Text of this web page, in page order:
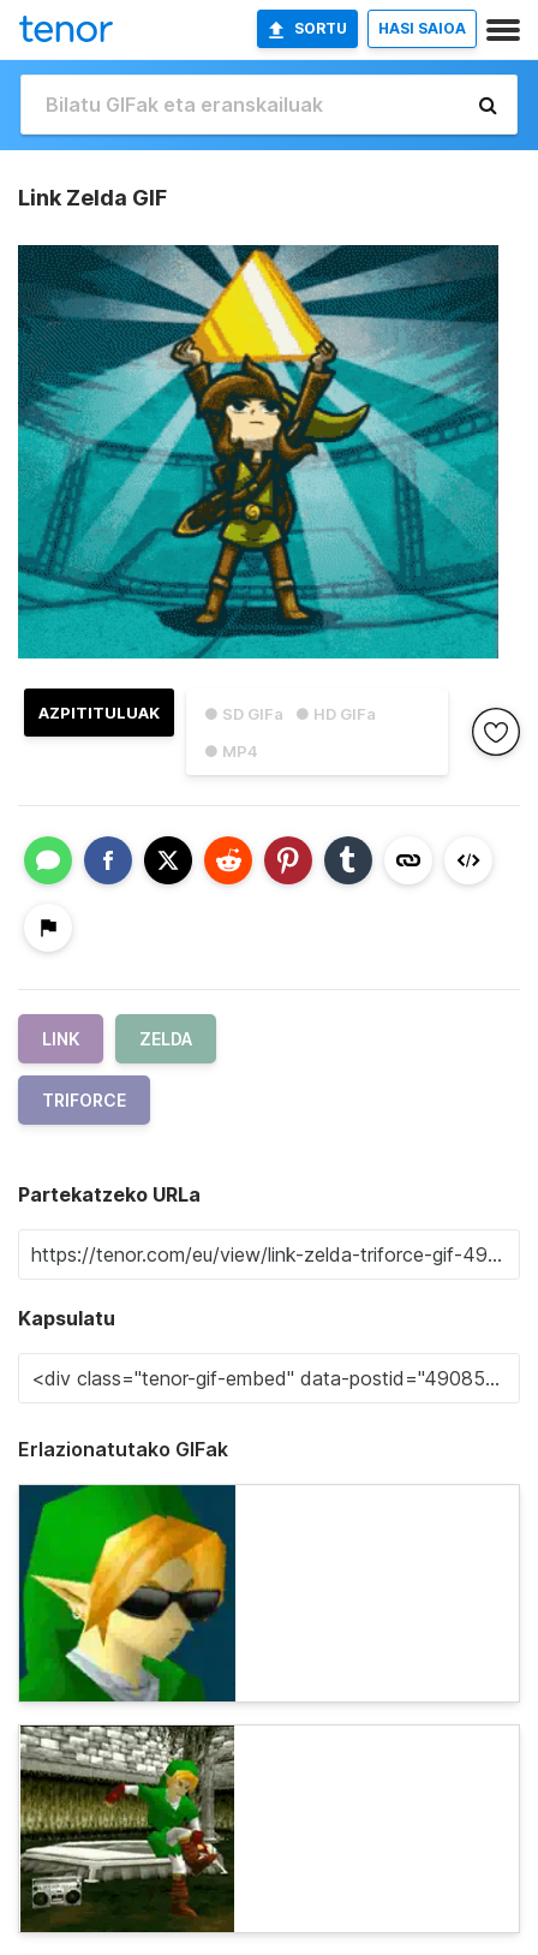
SORTU HASI SAIOA
Link Zelda GIF
● SD GIFa
● HD GIFa
● MP4
AZPITITULUAK
LINK ZELDA
TRIFORCE
Partekatzeko URLa
Kapsulatu
Erlazionatutako GIFak